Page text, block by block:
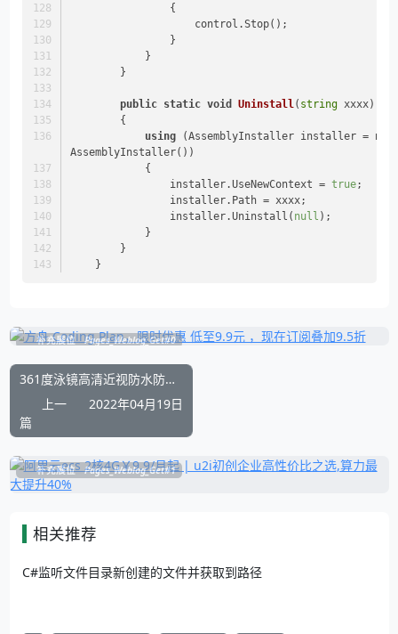
                {
                    control.Stop();
                }
            }
        }
public static void Uninstall ( string xxxx)
        {
using (AssemblyInstaller installer = new
AssemblyInstaller())
            {
                installer.UseNewContext =
true;
                installer.Path = xxxx;
                installer.Uninstall(
null );
            }
        }
    }
补充展位 Pages_Weblog_Get#0
361度泳镜高清近视防水防雾大框
上一
篇
2022年04月19日
补充展位 Pages_Weblog_Get#1
相关推荐
C#监听文件目录新创建的文件并获取到路径